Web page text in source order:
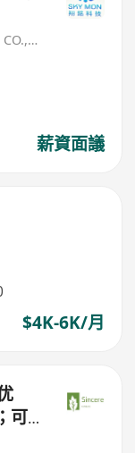
SKY MON TECHNOLOGY (HONG KONG) CO., LIMITED
薪資面議
$4K-6K/月
可